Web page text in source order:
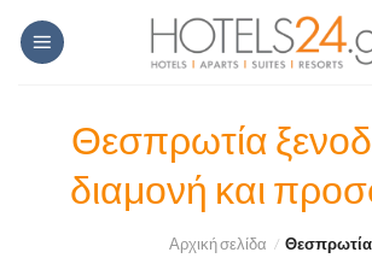
Skip
Θεσπρωτία
διαμονή και
Αρχική σελίδα / Θεσπρωτία